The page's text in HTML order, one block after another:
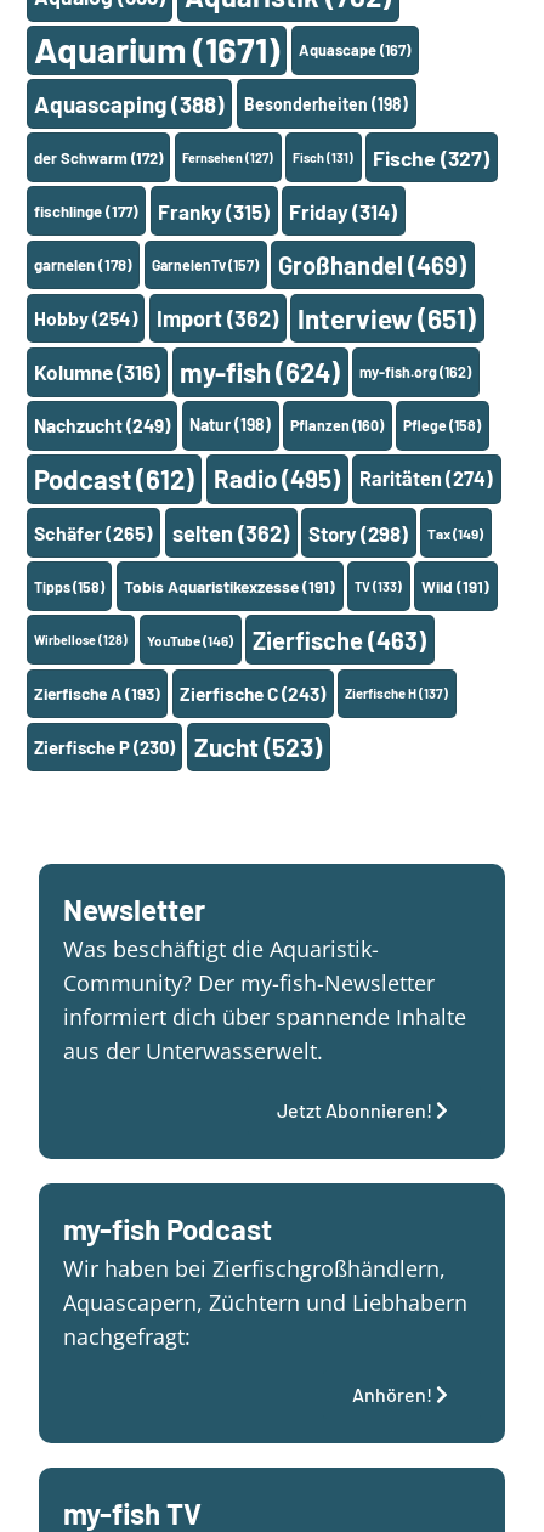
Aquarium (1671) Aquascape(167)
Aquascaping(388) Besonderheiten (198)
der Schwarm(172) Fernsehen(127) Fisch(131) Fische (327)
fischlinge(177) Franky(315) Friday(314)
garnelen(178) GarnelenTv(157) Großhandel (469)
Hobby(254) Import(362) Interview(651)
Kolumne(316) my-fish(624) my-fish.org(162)
Nachzucht(249) Natur(198) Pflanzen(160) Pflege(158)
Podcast(612) Radio(495) Raritäten (274)
Schäfer(265) selten (362) Story (298) Tax(149)
Tipps(158) Tobis Aquaristikexzesse(191) TV(133) Wild (191)
Wirbellose(128) YouTube(146) Zierfische(463)
Zierfische A(193) Zierfische C(243) Zierfische H(137)
Zierfische P(230) Zucht(523)
Newsletter
Was beschäftigt die Aquaristik-
Community? Der my-fish-Newsletter
informiert dich über spannende Inhalte
aus der Unterwasserwelt.
Jetzt Abonnieren!
my-fish Podcast
Wir haben bei Zierfischgroßhändlern,
Aquascapern, Züchtern und Liebhabern
nachgefragt:
Anhören!
my-fish TV